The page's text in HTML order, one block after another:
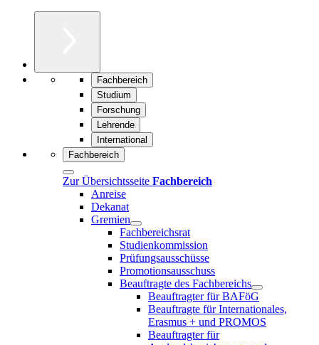
Fachbereich
Studium
Forschung
Lehrende
International
Fachbereich
Zur Übersichtsseite Fachbereich
Anreise
Dekanat
Gremien
Fachbereichsrat
Studienkommission
Prüfungsausschüsse
Promotionsausschuss
Beauftragte des Fachbereichs
Beauftragter für BAFöG
Beauftragte für Internationales,
Erasmus + und PROMOS
Beauftragter für